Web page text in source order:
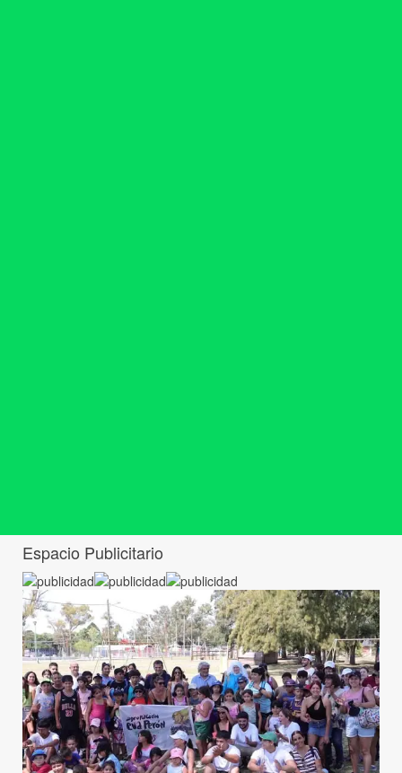
Espacio Publicitario